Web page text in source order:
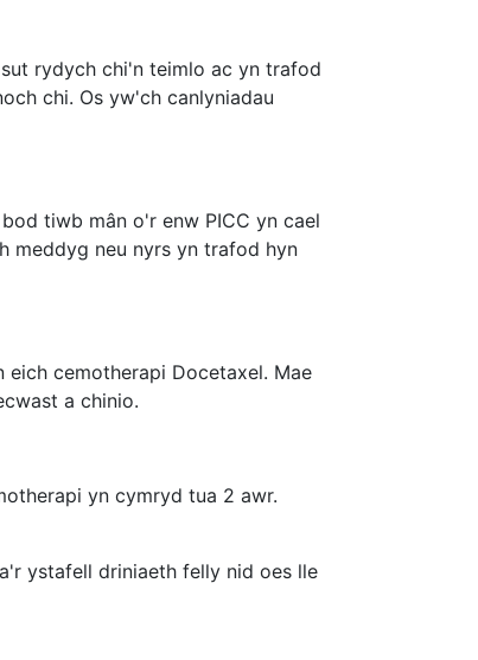
rydych chi'n teimlo ac yn trafod
chi. Os yw'ch canlyniadau
tiwb mân o'r enw PICC yn cael
meddyg neu nyrs yn trafod hyn
cemotherapi Docetaxel. Mae
a chinio.
yn cymryd tua 2 awr.
ystafell driniaeth felly nid oes lle